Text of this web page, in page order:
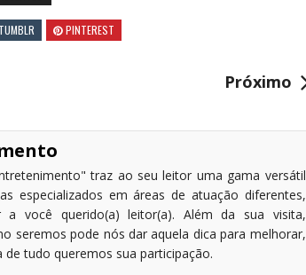
TUMBLR PINTEREST
Próximo
traz ao seu leitor uma gama versátil
especializados em áreas de atuação diferentes,
você querido(a) leitor(a). Além da sua visita,
seremos pode nós dar aquela dica para melhorar,
tudo queremos sua participação.